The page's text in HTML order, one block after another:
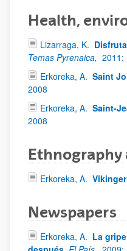
Health,
Lizarraga, K.
Temas Pyrenaica, 2011;
Erkoreka, A. Saint
2008
Erkoreka, A. Saint-
2008
Ethnography
Erkoreka, A.
Newspapers
Erkoreka, A. La